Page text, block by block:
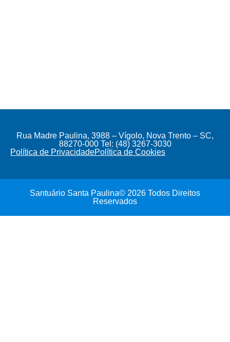
Rua Madre Paulina, 3988 – Vígolo, Nova Trento – SC,
88270-000 Tel: (48) 3267-3030
Política de PrivacidadePolítica de Cookies
Santuário Santa Paulina© 2026 Todos Direitos
Reservados